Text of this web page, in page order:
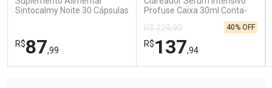
Por R$ 189,99/cada
Por R$ 189,99/cada
Por R$ 14,39/cada
Por R$ 14,39/cada
Sintocalmy Noite 30 Cápsulas
R$87,99
Profuse Caixa 30ml Conta-
R$ 229,90
R$137,94
40% OFF